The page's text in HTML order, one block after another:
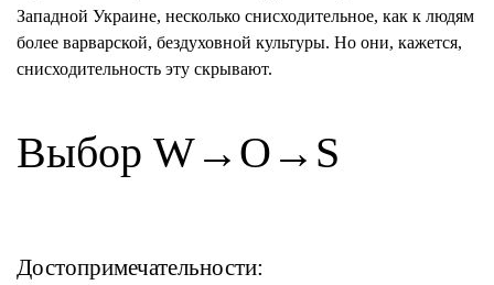
Западной Украине, несколько снисходительное, как к людям
более варварской, бездуховной культуры. Но они, кажется,
снисходительность эту скрывают.
Выбор W→O→S
Достопримечательности: